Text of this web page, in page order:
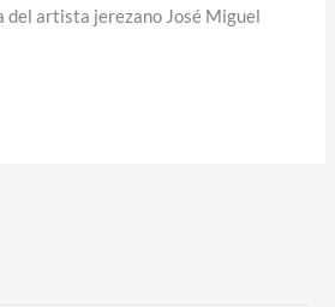
del artista jerezano José Miguel